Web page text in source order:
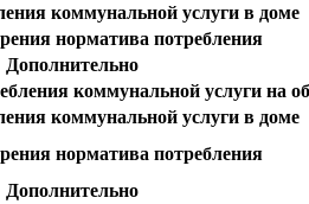
коммунальной услуги в доме
норматива потребления
Дополнительно
коммунальной услуги на
коммунальной услуги в доме
норматива потребления
Дополнительно